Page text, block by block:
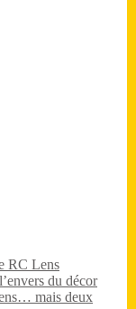
RC Lens
du décor
mais deux